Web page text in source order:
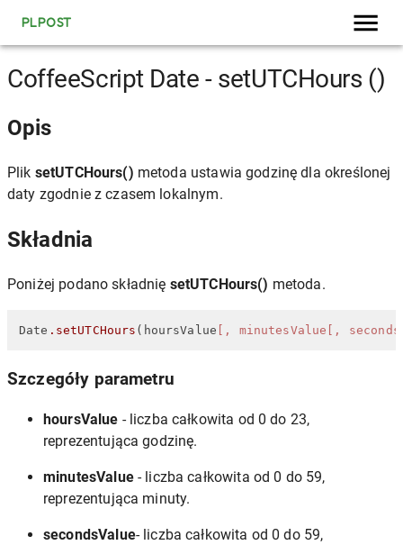
PLPOST
CoffeeScript Date - setUTCHours ()
Opis
Plik setUTCHours() metoda ustawia godzinę dla określonej
daty zgodnie z czasem lokalnym.
Składnia
Poniżej podano składnię setUTCHours() metoda.
Date .setUTCHours (hoursValue [, minutesValue[,
Szczegóły parametru
hoursValue - liczba całkowita od 0 do 23,
reprezentująca godzinę.
minutesValue- liczba całkowita od 0 do 59,
reprezentująca minuty.
secondsValue- liczba całkowita od 0 do 59,